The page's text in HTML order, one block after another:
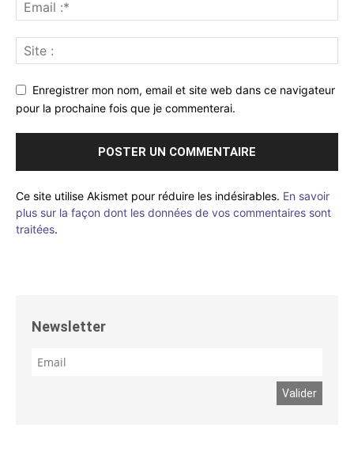
Enregistrer mon nom, email et site web dans ce navigateur
pour la prochaine fois que je commenterai.
Ce site utilise Akismet pour réduire les indésirables. En savoir
plus sur la façon dont les données de vos commentaires sont
traitées.
Newsletter